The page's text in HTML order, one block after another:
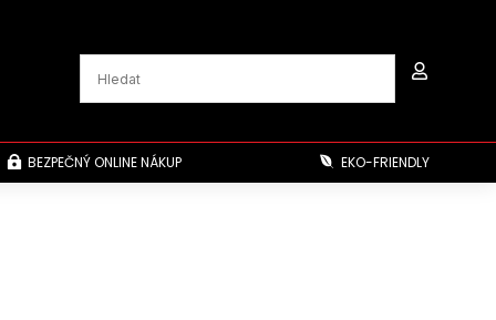

 BEZPEČNÝ ONLINE NÁKUP  EKO-FRIENDLY